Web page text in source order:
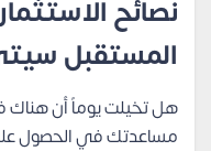
نصائح
المستقبل
هل تخيلت يوماً أن
مساعدتك في الحصول